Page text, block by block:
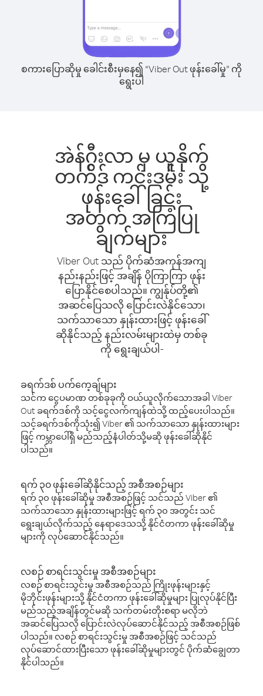
စကားပြောဆိုမှု ခေါင်းစီးမှနေ၍ “Viber Out ဖုန်းခေါ်မှု” ကို
ရွေးပါ
အဲန်ဂွီးလာ မှ ယူနိုက်
တက်ဒ် ကင်းဒမ်း သို့
ဖုန်းခေါ်ခြင်း
အတွက် အကြံပြု
ချက်များ
Viber Out သည် ပိုက်ဆံအကုန်အကျ
နည်းနည်းဖြင့် အချိန် ပိုကြာကြာ ဖုန်း
ပြောနိုင်စေပါသည်။ ကျွန်ုပ်တို့၏
အဆင်ပြေသလို ပြောင်းလဲနိုင်သော၊
သက်သာသော နှုန်းထားဖြင့် ဖုန်းခေါ်
ဆိုနိုင်သည့် နည်းလမ်းများထဲမှ တစ်ခု
ကို ရွေးချယ်ပါ-
ခရက်ဒစ် ပက်ကေ့ချ်များ
သင်က ငွေပမာဏ တစ်ခုခုကို ဝယ်ယူလိုက်သောအခါ Viber
Out ခရက်ဒစ်ကို သင့်ငွေလက်ကျန်ထဲသို့ ထည့်ပေးပါသည်။
သင့်ခရက်ဒစ်ကိုသုံး၍ Viber ၏ သက်သာသော နှုန်းထားများ
ဖြင့် ကမ္ဘာပေါ်ရှိ မည်သည့်နံပါတ်သို့မဆို ဖုန်းခေါ်ဆိုနိုင်
ပါသည်။
ရက် ၃၀ ဖုန်းခေါ်ဆိုနိုင်သည့် အစီအစဉ်များ
ရက် ၃၀ ဖုန်းခေါ်ဆိုမှု အစီအစဉ်ဖြင့် သင်သည် Viber ၏
သက်သာသော နှုန်းထားများဖြင့် ရက် ၃၀ အတွင်း သင်
ရွေးချယ်လိုက်သည့် နေရာဒေသသို့ နိုင်ငံတကာ ဖုန်းခေါ်ဆိုမှု
များကို လုပ်ဆောင်နိုင်သည်။
လစဉ် စာရင်းသွင်းမှု အစီအစဉ်များ
လစဉ် စာရင်းသွင်းမှု အစီအစဉ်သည် ကြိုးဖုန်းများနှင့်
မိုဘိုင်းဖုန်းများသို့ နိုင်ငံတကာ ဖုန်းခေါ်ဆိုမှုများ ပြုလုပ်နိုင်ပြီး
မည်သည့်အချိန်တွင်မဆို သက်တမ်းတိုးစရာ မလိုဘဲ
အဆင်ပြေသလို ပြောင်းလဲလုပ်ဆောင်နိုင်သည့် အစီအစဉ်ဖြစ်
ပါသည်။ လစဉ် စာရင်းသွင်းမှု အစီအစဉ်ဖြင့် သင်သည်
လုပ်ဆောင်ထားပြီးသော ဖုန်းခေါ်ဆိုမှုများတွင် ပိုက်ဆံချွေတာ
နိုင်ပါသည်။